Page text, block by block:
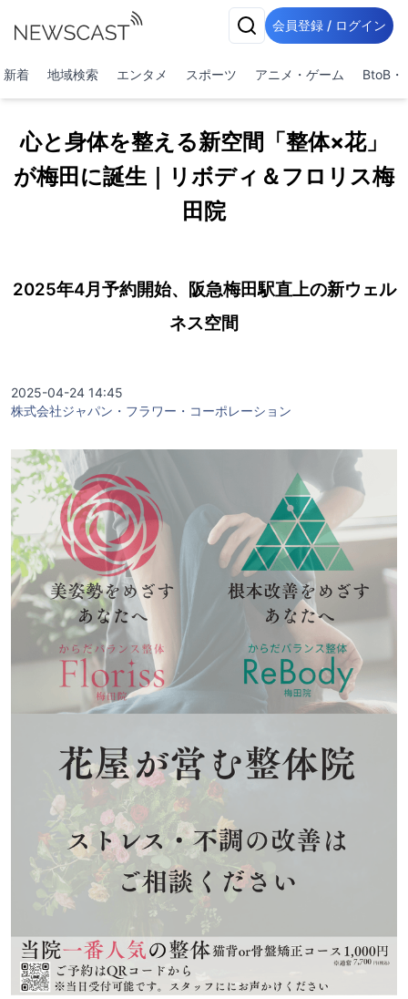
会員登録 / ログイン
新着 地域検索 エンタメ スポーツ アニメ・ゲーム BtoB・
心と身体を整える新空間「整体×花」
が梅田に誕生｜リボディ＆フロリス梅
田院
2025年4月予約開始、阪急梅田駅直上の新ウェル
ネス空間
2025-04-24 14:45
株式会社ジャパン・フラワー・コーポレーション